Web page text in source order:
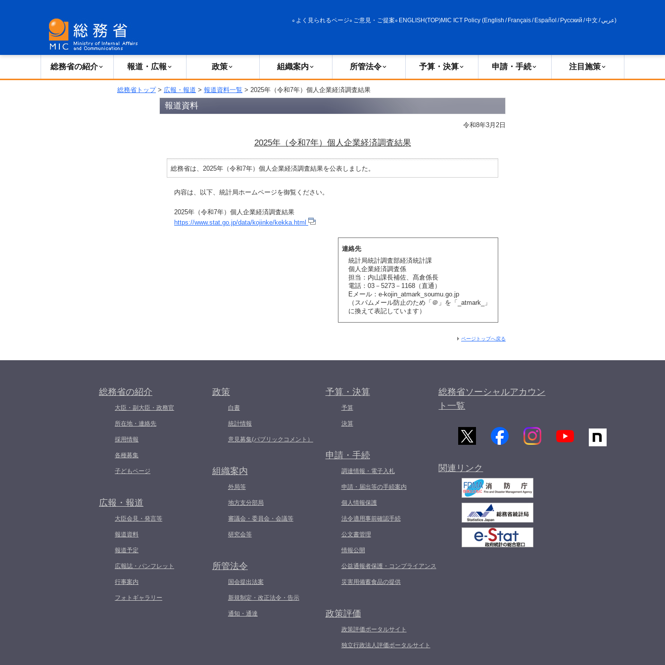
よく見られるページ ご意見・ご提案 ENGLISH(TOP)MIC ICT Policy (English / Français/ Español / Русский /中文 /عربي)
総務省の紹介 報道・広報 政策 組織案内 所管法令 予算・決算 申請・手続 注目施策
総務省トップ> 広報・報道 > 報道資料一覧 > 2025年（令和7年）個人企業経済調査結果
報道資料
令和8年3月2日
2025年（令和7年）個人企業経済調査結果
総務省は、2025年（令和7年）個人企業経済調査結果を公表しました。
内容は、以下、統計局ホームページを御覧ください。
2025年（令和7年）個人企業経済調査結果
https://www.stat.go.jp/data/kojinke/kekka.html
連絡先
統計局統計調査部経済統計課
個人企業経済調査係
担当：内山課長補佐、髙倉係長
電話：03－5273－1168（直通）
Eメール：e-kojin_atmark_soumu.go.jp
（スパムメール防止のため「＠」を「_atmark_」
に換えて表記しています）
ページトップへ戻る
総務省の紹介
大臣・副大臣・政務官
所在地・連絡先
採用情報
各種募集
子どもページ
広報・報道
大臣会見・発言等
報道資料
報道予定
広報誌・パンフレット
行事案内
フォトギャラリー
政策
白書
統計情報
意見募集(パブリックコメント）
組織案内
外局等
地方支分部局
審議会・委員会・会議等
研究会等
所管法令
国会提出法案
新規制定・改正法令・告示
通知・通達
予算・決算
予算
決算
申請・手続
調達情報・電子入札
申請・届出等の手続案内
個人情報保護
法令適用事前確認手続
公文書管理
情報公開
公益通報者保護・コンプライアンス
災害用備蓄食品の提供
政策評価
政策評価ポータルサイト
独立行政法人評価ポータルサイト
総務省ソーシャルアカウン
ト一覧
関連リンク